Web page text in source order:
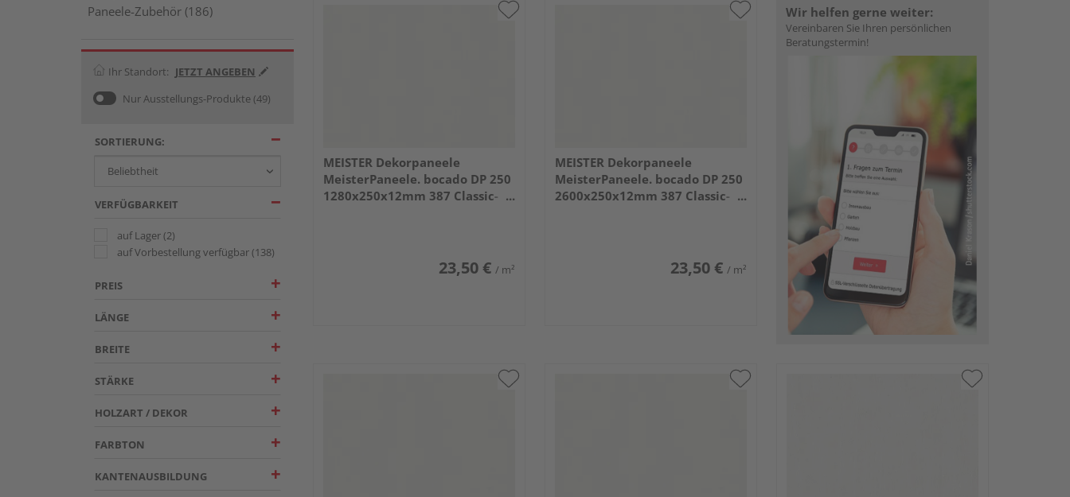
Paneele-Zubehör (186)
Ihr Standort: JETZT ANGEBEN
Nur Ausstellungs-Produkte (49)
SORTIERUNG:
VERFÜGBARKEIT
auf Lager(2)
auf Vorbestellung verfügbar(138)
PREIS
LÄNGE
BREITE
STÄRKE
HOLZART / DEKOR
FARBTON
KANTENAUSBILDUNG
MEISTER Dekorpaneele
MeisterPaneele. bocado DP 250
1280x250x12mm 387 Classic-
23,50 € / m²
MEISTER Dekorpaneele
MeisterPaneele. bocado DP 250
2600x250x12mm 387 Classic-
23,50 € / m²
Wir helfen gerne weiter:
Vereinbaren Sie Ihren persönlichen
Beratungstermin!